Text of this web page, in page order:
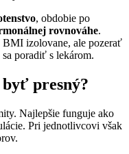
, obdobie po
rovnováhe.
izolovane, ale pozerať
poradiť s lekárom.
presný?
Najlepšie funguje ako
Pri jednotlivcovi však